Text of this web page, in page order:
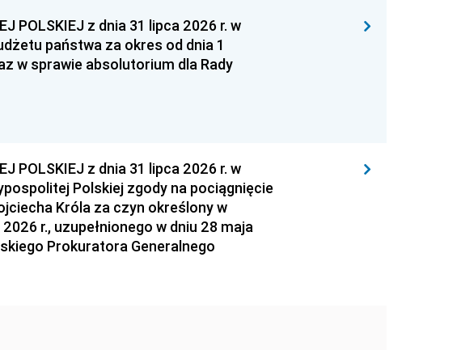
POLSKIEJ z dnia 31 lipca 2026 r. w
państwa za okres od dnia 1
w sprawie absolutorium dla Rady
POLSKIEJ z dnia 31 lipca 2026 r. w
Polskiej zgody na pociągnięcie
Króla za czyn określony w
r., uzupełnionego w dniu 28 maja
Prokuratora Generalnego